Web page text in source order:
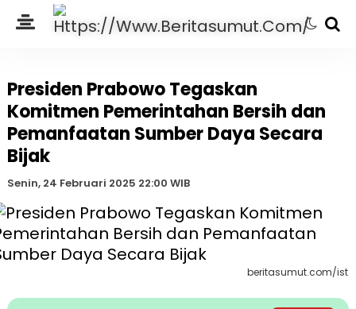
Presiden Prabowo Tegaskan
Komitmen Pemerintahan Bersih dan
Pemanfaatan Sumber Daya Secara
Bijak
Senin, 24 Februari 2025 22:00 WIB
beritasumut.com/ist